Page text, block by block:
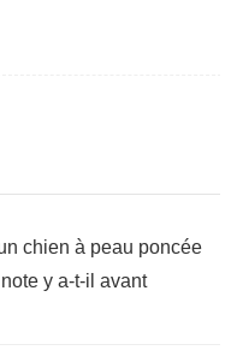
chien à peau poncée
y a-t-il avant